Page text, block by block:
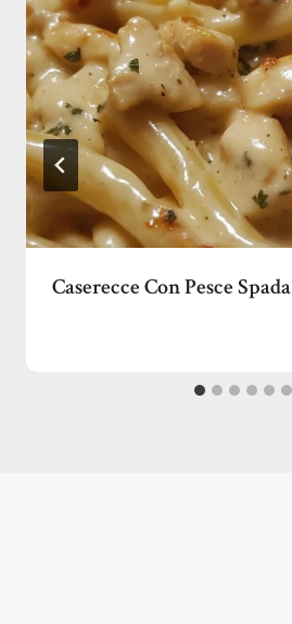
Caserecce Con Pesce Spada